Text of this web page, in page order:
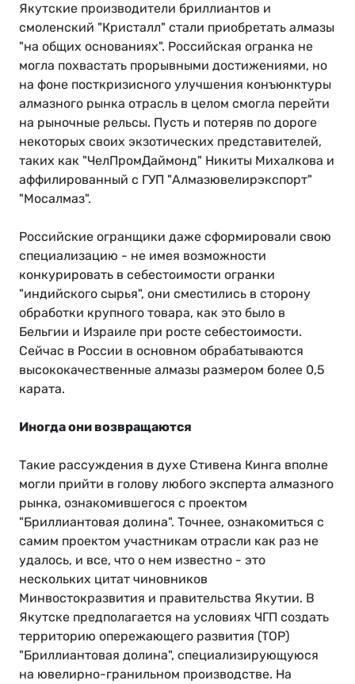
Якутские производители бриллиантов и
смоленский "Кристалл" стали приобретать алмазы
"на общих основаниях". Российская огранка не
могла похвастать прорывными достижениями, но
на фоне посткризисного улучшения конъюнктуры
алмазного рынка отрасль в целом смогла перейти
на рыночные рельсы. Пусть и потеряв по дороге
некоторых своих экзотических представителей,
таких как "ЧелПромДаймонд" Никиты Михалкова и
аффилированный с ГУП "Алмазювелирэкспорт"
"Мосалмаз".
Российские огранщики даже сформировали свою
специализацию - не имея возможности
конкурировать в себестоимости огранки
"индийского сырья", они сместились в сторону
обработки крупного товара, как это было в
Бельгии и Израиле при росте себестоимости.
Сейчас в России в основном обрабатываются
высококачественные алмазы размером более 0,5
карата.
Иногда они возвращаются
Такие рассуждения в духе Стивена Кинга вполне
могли прийти в голову любого эксперта алмазного
рынка, ознакомившегося с проектом
"Бриллиантовая долина". Точнее, ознакомиться с
самим проектом участникам отрасли как раз не
удалось, и все, что о нем известно - это
нескольких цитат чиновников
Минвостокразвития и правительства Якутии. В
Якутске предполагается на условиях ЧГП создать
территорию опережающего развития (ТОР)
"Бриллиантовая долина", специализирующуюся
на ювелирно-гранильном производстве. На